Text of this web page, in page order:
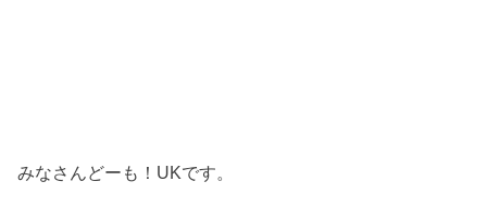
みなさんどーも！UKです。